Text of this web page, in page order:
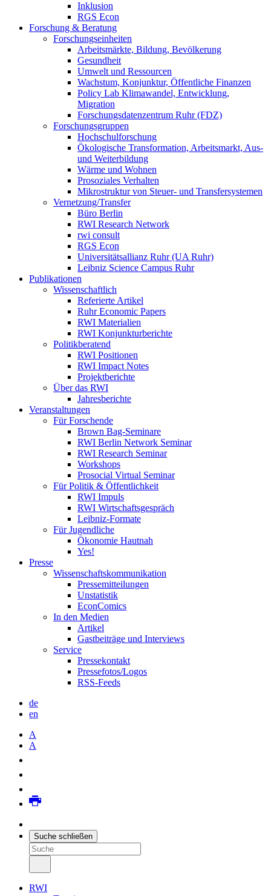
Inklusion
RGS Econ
Forschung & Beratung
Forschungseinheiten
Arbeitsmärkte, Bildung, Bevölkerung
Gesundheit
Umwelt und Ressourcen
Wachstum, Konjunktur, Öffentliche Finanzen
Policy Lab Klimawandel, Entwicklung,
Migration
Forschungsdatenzentrum Ruhr (FDZ)
Forschungsgruppen
Hochschulforschung
Ökologische Transformation, Arbeitsmarkt, Aus-
und Weiterbildung
Wärme und Wohnen
Prosoziales Verhalten
Mikrostruktur von Steuer- und Transfersystemen
Vernetzung/Transfer
Büro Berlin
RWI Research Network
rwi consult
RGS Econ
Universitätsallianz Ruhr (UA Ruhr)
Leibniz Science Campus Ruhr
Publikationen
Wissenschaftlich
Referierte Artikel
Ruhr Economic Papers
RWI Materialien
RWI Konjunkturberichte
Politikberatend
RWI Positionen
RWI Impact Notes
Projektberichte
Über das RWI
Jahresberichte
Veranstaltungen
Für Forschende
Brown Bag-Seminare
RWI Berlin Network Seminar
RWI Research Seminar
Workshops
Prosocial Virtual Seminar
Für Politik & Öffentlichkeit
RWI Impuls
RWI Wirtschaftsgespräch
Leibniz-Formate
Für Jugendliche
Ökonomie Hautnah
Yes!
Presse
Wissenschaftskommunikation
Pressemitteilungen
Unstatistik
EconComics
In den Medien
Artikel
Gastbeiträge und Interviews
Service
Pressekontakt
Pressefotos/Logos
RSS-Feeds
de
en
A
A
Suche schließen
RWI